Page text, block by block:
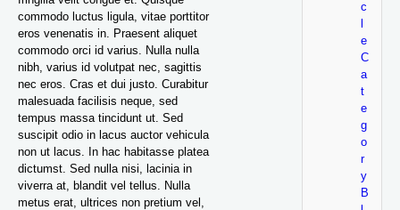
commodo luctus ligula, vitae porttitor
eros venenatis in. Praesent aliquet
commodo orci id varius. Nulla nulla
nibh, varius id volutpat nec, sagittis
nec eros. Cras et dui justo. Curabitur
malesuada facilisis neque, sed
tempus massa tincidunt ut. Sed
suscipit odio in lacus auctor vehicula
non ut lacus. In hac habitasse platea
dictumst. Sed nulla nisi, lacinia in
viverra at, blandit vel tellus. Nulla
metus erat, ultrices non pretium vel,
c
e
C
a
t
e
g
o
r
y
B